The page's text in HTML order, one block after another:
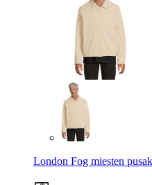
London Fog miesten